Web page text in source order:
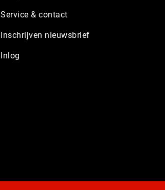
Service & contact
Inschrijven nieuwsbrief
Inlog